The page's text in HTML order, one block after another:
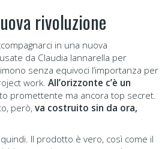
rivoluzione
in una nuova
da Claudia Iannarella per
senza equivoci l’importanza per
work. All’orizzonte c’è un
promettente ma ancora top secret.
però, va costruito sin da ora,
Il prodotto è vero, così come il